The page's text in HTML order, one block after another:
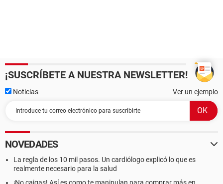
¡SUSCRÍBETE A NUESTRA NEWSLETTER!
Noticias Ver un ejemplo
NOVEDADES
La regla de los 10 mil pasos. Un cardiólogo explicó lo que es
realmente necesario para la salud